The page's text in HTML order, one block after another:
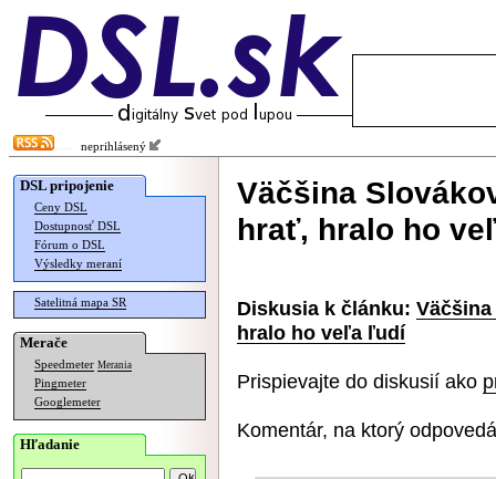
neprihlásený
DSL pripojenie
Ceny DSL
Dostupnosť DSL
Fórum o DSL
Výsledky meraní
Satelitná mapa SR
Merače
Speedmeter Merania
Pingmeter
Googlemeter
Hľadanie
Väčšina
hrať, hralo ho
Diskusia k článku:
hralo ho veľa ľudí
Prispievajte do diskusií ako
Komentár, na ktorý